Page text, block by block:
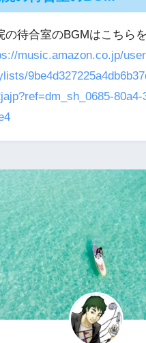
の待合室のBGMはこちら
music.amazon.co.jp/
80a4-